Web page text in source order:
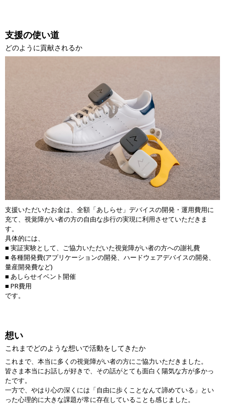
支援の使い道
どのように貢献されるか
支援いただいたお金は、全額「あしらせ」デバイスの開発・運用費用に
充て、視覚障がい者の方の自由な歩行の実現に利用させていただきま
す。
具体的には、
■ 実証実験として、ご協力いただいた視覚障がい者の方への謝礼費
■ 各種開発費(アプリケーションの開発、ハードウェアデバイスの開発、
量産開発費など)
■ あしらせイベント開催
■ PR費用
です。
想い
これまでどのような想いで活動をしてきたか
これまで、本当に多くの視覚障がい者の方にご協力いただきました。
皆さま本当にお話しが好きで、その話がとても面白く陽気な方が多かっ
たです。
一方で、やはり心の深くには「自由に歩くことなんて諦めている」とい
った心理的に大きな課題が常に存在していることも感じました。